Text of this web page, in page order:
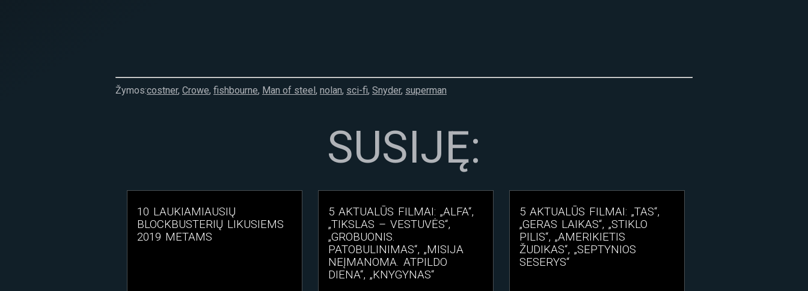
Žymos:costner, Crowe, fishbourne, Man of steel, nolan, sci-fi, Snyder, superman
SUSIJĘ:
10 LAUKIAMIAUSIŲ
BLOCKBUSTERIŲ LIKUSIEMS
2019 METAMS
5 AKTUALŪS FILMAI: „ALFA“,
„TIKSLAS – VESTUVĖS“,
„GROBUONIS.
PATOBULINIMAS“, „MISIJA
NEĮMANOMA. ATPILDO
DIENA“, „KNYGYNAS“
5 AKTUALŪS FILMAI: „TAS“,
„GERAS LAIKAS“, „STIKLO
PILIS“, „AMERIKIETIS
ŽUDIKAS“, „SEPTYNIOS
SESERYS“